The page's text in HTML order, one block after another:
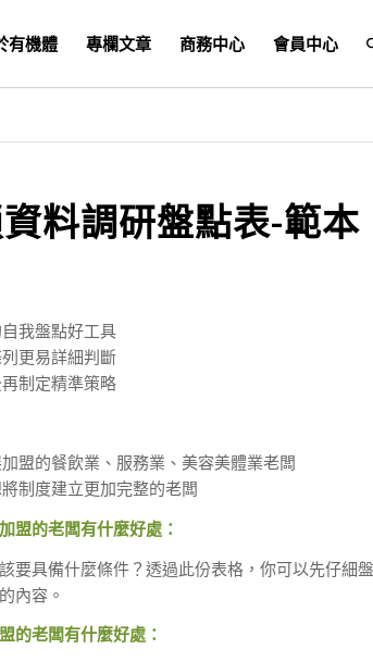
有機體 專欄文章 商務中心 會員中心
料調研盤點表-範本
我盤點好工具
更易詳細判斷
制定精準策略
盟的餐飲業、服務業、美容美體業老闆
制度建立更加完整的老闆
盟的老闆有什麼好處：
要具備什麼條件？透過此份表格，你可以先仔細盤
內容。
的老闆有什麼好處：